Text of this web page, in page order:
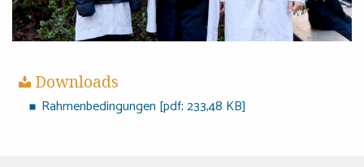
Downloads
Rahmenbedingungen [pdf; 233,48 KB]